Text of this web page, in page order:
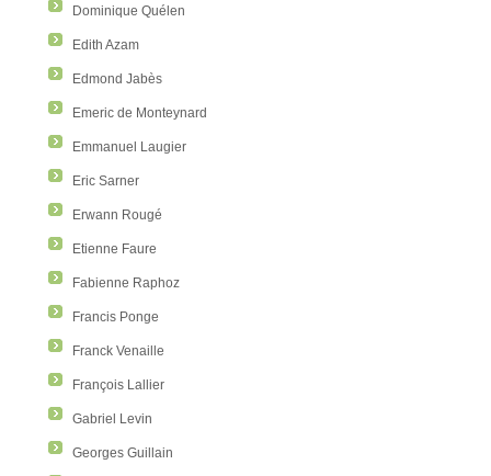
Dominique Quélen
Edith Azam
Edmond Jabès
Emeric de Monteynard
Emmanuel Laugier
Eric Sarner
Erwann Rougé
Etienne Faure
Fabienne Raphoz
Francis Ponge
Franck Venaille
François Lallier
Gabriel Levin
Georges Guillain